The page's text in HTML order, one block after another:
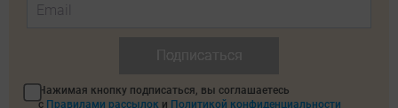
Нажимая кнопку подписаться, вы соглашаетесь
с Правилами рассылок и Политикой конфиденциальности